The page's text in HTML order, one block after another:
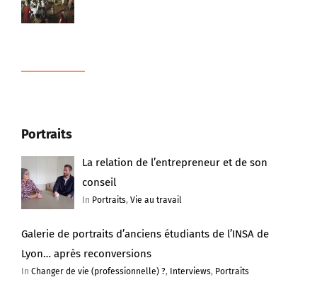
Portraits
La relation de l’entrepreneur et de son
conseil
In Portraits,Vie au travail
Galerie de portraits d’anciens étudiants de l’INSA de
Lyon… après reconversions
In Changer de vie (professionnelle) ?, Interviews, Portraits